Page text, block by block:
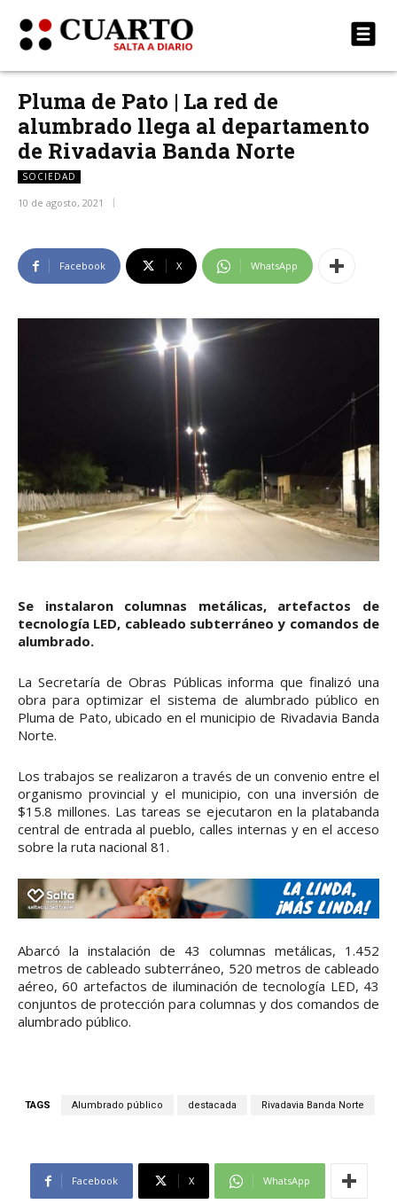
Pluma de Pato | La red de
alumbrado llega al departamento
de Rivadavia Banda Norte
SOCIEDAD
10 de agosto, 2021
Facebook X WhatsApp
Se instalaron columnas metálicas, artefactos de
tecnología LED, cableado subterráneo y comandos de
alumbrado.
La Secretaría de Obras Públicas informa que finalizó una
obra para optimizar el sistema de alumbrado público en
Pluma de Pato, ubicado en el municipio de Rivadavia Banda
Norte.
Los trabajos se realizaron a través de un convenio entre el
organismo provincial y el municipio, con una inversión de
$15.8 millones. Las tareas se ejecutaron en la platabanda
central de entrada al pueblo, calles internas y en el acceso
sobre la ruta nacional 81.
Abarcó la instalación de 43 columnas metálicas, 1.452
metros de cableado subterráneo, 520 metros de cableado
aéreo, 60 artefactos de iluminación de tecnología LED, 43
conjuntos de protección para columnas y dos comandos de
alumbrado público.
TAGS Alumbrado público destacada Rivadavia Banda Norte
Facebook X WhatsApp